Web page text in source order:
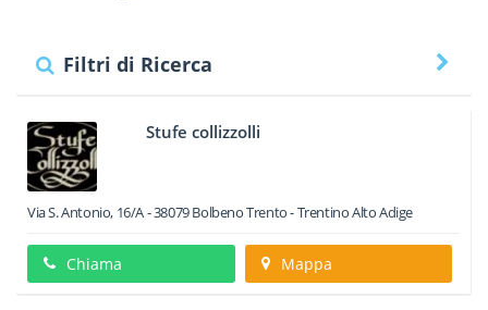
Filtri di Ricerca
Stufe collizzolli
Via S. Antonio, 16/A-38079BolbenoTrento -Trentino Alto Adige
Chiama Mappa